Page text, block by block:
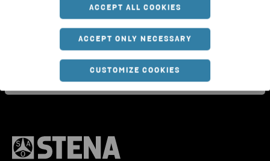
ACCEPT ALL COOKIES
ACCEPT ONLY NECESSARY
CUSTOMIZE COOKIES